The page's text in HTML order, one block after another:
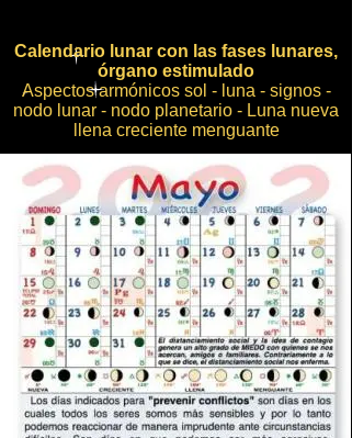
Calendario lunar con las fases lunares,
órgano estimulado
Aspectos armónicos sol - luna - signos -
nodo lunar - nodo planetario - Luna nueva
llena creciente menguante